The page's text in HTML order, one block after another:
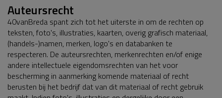
Auteursrecht
40vanBreda spant zich tot het uiterste in om de rechten op
teksten, foto's, illustraties, kaarten, overig grafisch materiaal,
(handels-)namen, merken, logo's en databanken te
respecteren. De auteursrechten, merkenrechten en/of enige
andere intellectuele eigendomsrechten van het voor
bescherming in aanmerking komende materiaal of recht
berusten bij het bedrijf dat van dit materiaal of recht gebruik